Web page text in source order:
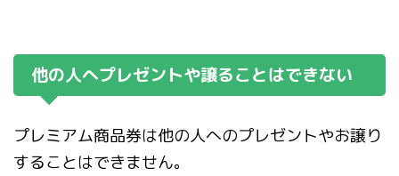
他の人へプレゼントや譲ることはできない
プレミアム商品券は他の人へのプレゼントやお譲り
することはできません。